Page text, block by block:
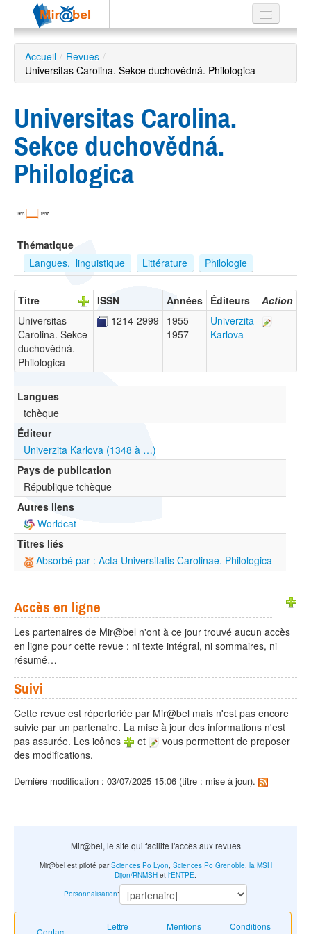
Le réseau
Soutien
Recherche
avancée
ES
?
Accueil / Revues /
Universitas Carolina. Sekce duchovědná. Philologica
Universitas Carolina.
Sekce duchovědná.
Philologica
1955 1957
Thématique
Langues,  linguistique
Littérature Philologie
Titre ISSN Années Éditeurs
Action
Universitas
Carolina. Sekce
duchovědná.
Philologica
1214-2999
1955 –
1957
Univerzita
Karlova
Langues
tchèque
Éditeur
Univerzita Karlova (1348 à …)
Pays de publication
République tchèque
Autres liens
Worldcat
Titres liés
Absorbé par : Acta Universitatis Carolinae. Philologica
Accès en ligne
Les partenaires de Mir@bel n'ont à ce jour trouvé aucun accès
en ligne pour cette revue : ni texte intégral, ni sommaires, ni
résumé…
Suivi
Cette revue est répertoriée par Mir@bel mais n'est pas encore
suivie par un partenaire. La mise à jour des informations n'est
pas assurée. Les icônes
et
vous permettent de proposer
des modifications.
Dernière modification : 03/07/2025 15:06 (titre : mise à jour).
Mir@bel, le site qui facilite l'accès aux revues
Lettre
Mentions
Conditions
Mir@bel est piloté parSciences Po Lyon, Sciences Po Grenoble, la MSH
Dijon/RNMSH et l'ENTPE.
Personnalisation: